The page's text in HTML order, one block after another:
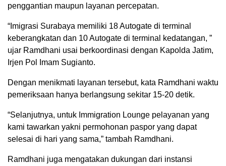
penggantian maupun layanan percepatan.
“Imigrasi Surabaya memiliki 18 Autogate di terminal
keberangkatan dan 10 Autogate di terminal kedatangan, ”
ujar Ramdhani usai berkoordinasi dengan Kapolda Jatim,
Irjen Pol Imam Sugianto.
Dengan menikmati layanan tersebut, kata Ramdhani waktu
pemeriksaan hanya berlangsung sekitar 15-20 detik.
“Selanjutnya, untuk Immigration Lounge pelayanan yang
kami tawarkan yakni permohonan paspor yang dapat
selesai di hari yang sama,” tambah Ramdhani.
Ramdhani juga mengatakan dukungan dari instansi